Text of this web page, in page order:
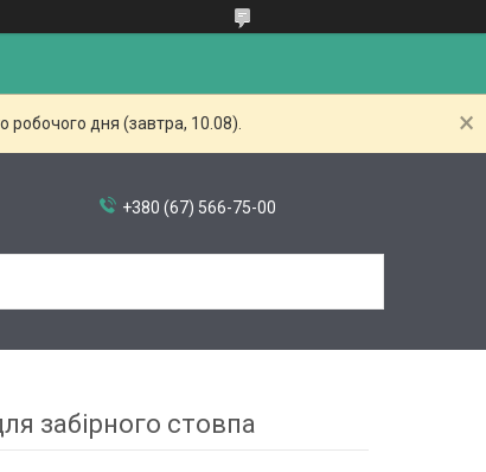
робочого дня (завтра, 10.08).
+380 (67) 566-75-00
забірного стовпа